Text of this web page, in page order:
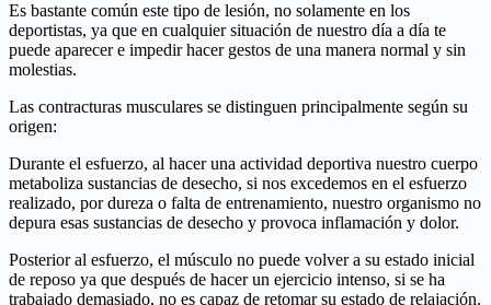
Es bastante común este tipo de lesión, no solamente en los
deportistas, ya que en cualquier situación de nuestro día a día te
puede aparecer e impedir hacer gestos de una manera normal y sin
molestias.
Las contracturas musculares se distinguen principalmente según su
origen:
Durante el esfuerzo, al hacer una actividad deportiva nuestro cuerpo
metaboliza sustancias de desecho, si nos excedemos en el esfuerzo
realizado, por dureza o falta de entrenamiento, nuestro organismo no
depura esas sustancias de desecho y provoca inflamación y dolor.
Posterior al esfuerzo, el músculo no puede volver a su estado inicial
de reposo ya que después de hacer un ejercicio intenso, si se ha
trabajado demasiado, no es capaz de retomar su estado de relajación.